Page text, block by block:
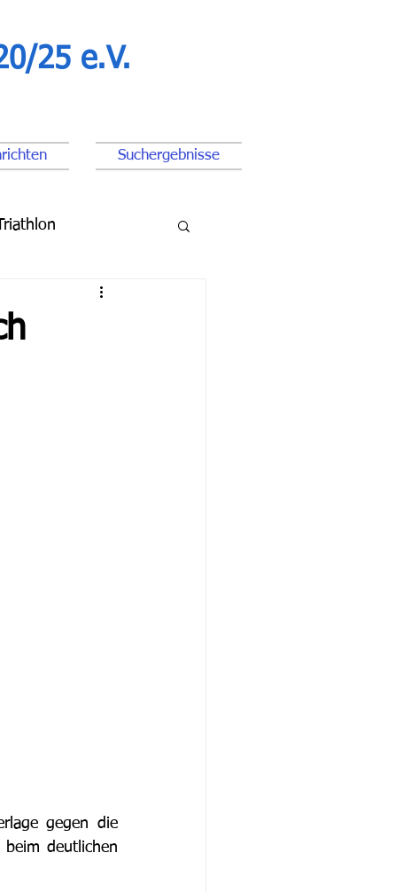
25 e.V.
Suchergebnisse
gegen die
deutlichen